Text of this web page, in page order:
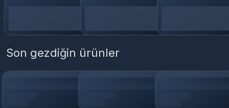
Son gezdiğin ürünler